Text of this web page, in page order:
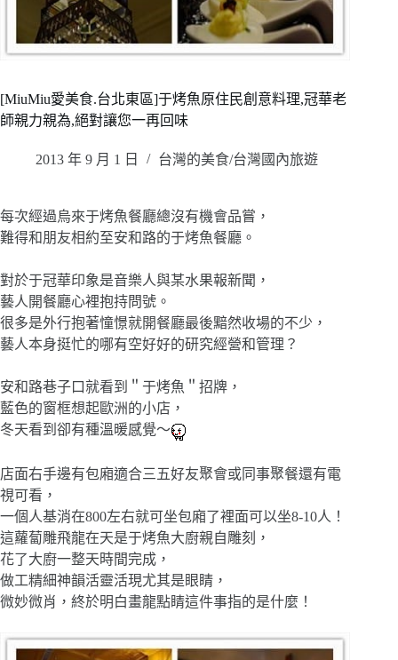
[MiuMiu愛美食.台北東區]于烤魚原住民創意料理,冠華老
師親力親為,絕對讓您一再回味
2013 年 9 月 1 日 台灣的美食/台灣國內旅遊
每次經過烏來于烤魚餐廳總沒有機會品嘗，
難得和朋友相約至安和路的于烤魚餐廳。
對於于冠華印象是音樂人與某水果報新聞，
藝人開餐廳心裡抱持問號。
很多是外行抱著憧憬就開餐廳最後黯然收場的不少，
藝人本身挺忙的哪有空好好的研究經營和管理？
安和路巷子口就看到＂于烤魚＂招牌，
藍色的窗框想起歐洲的小店，
冬天看到卻有種溫暖感覺～
店面右手邊有包廂適合三五好友聚會或同事聚餐還有電
視可看，
一個人基消在800左右就可坐包廂了裡面可以坐8-10人！
這蘿蔔雕飛龍在天是于烤魚大廚親自雕刻，
花了大廚一整天時間完成，
做工精細神韻活靈活現尤其是眼睛，
微妙微肖，終於明白畫龍點睛這件事指的是什麼！